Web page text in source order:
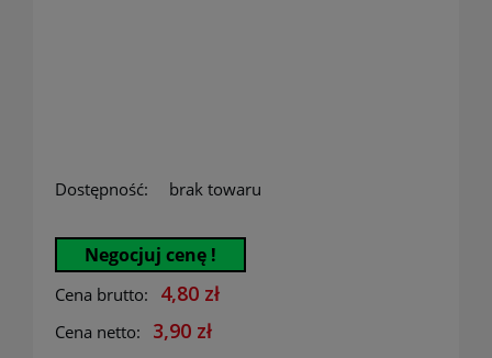
Dostępność: brak towaru
Negocjuj cenę !
Cena brutto: 4,80 zł
Cena netto: 3,90 zł